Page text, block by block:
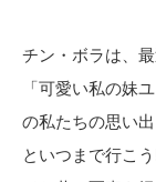
チン・ボラは、
「可愛い私の妹
の私たちの思い
といつまで行こ